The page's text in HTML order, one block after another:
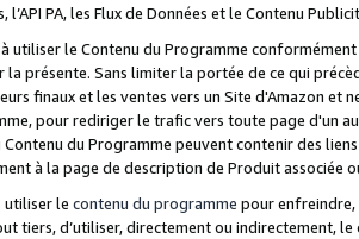
l’API PA, les Flux de Données et le Contenu
utiliser le Contenu du Programme
la présente. Sans limiter la portée de ce qui
finaux et les ventes vers un Site d'Amazon et
pour rediriger le trafic vers toute page d'un
du Programme peuvent contenir des
à la page de description de Produit associée
utiliser le contenu du programme pour
tiers, d’utiliser, directement ou indirectement,